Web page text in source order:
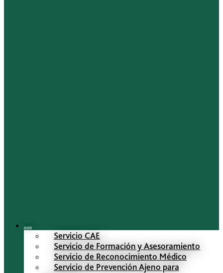
Servicios
Servicio CAE
Servicio de Formación y Asesoramiento
Servicio de Reconocimiento Médico
Servicio de Prevención Ajeno para